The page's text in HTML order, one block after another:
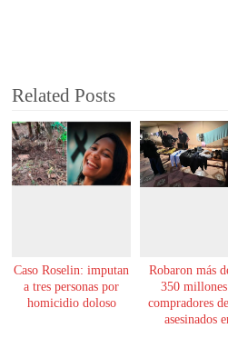
Related Posts
Caso Roselin: imputan
a tres personas por
homicidio doloso
Robaron más
350
compradores
asesinados